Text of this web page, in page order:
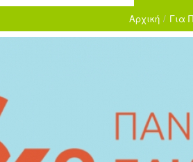
Αρχική / Για